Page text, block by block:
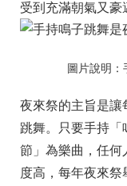
受到充滿朝氣又豪
圖片說明
夜來祭的主旨是讓
跳舞。只要手持「
節」為樂曲，任何
度高，每年夜來